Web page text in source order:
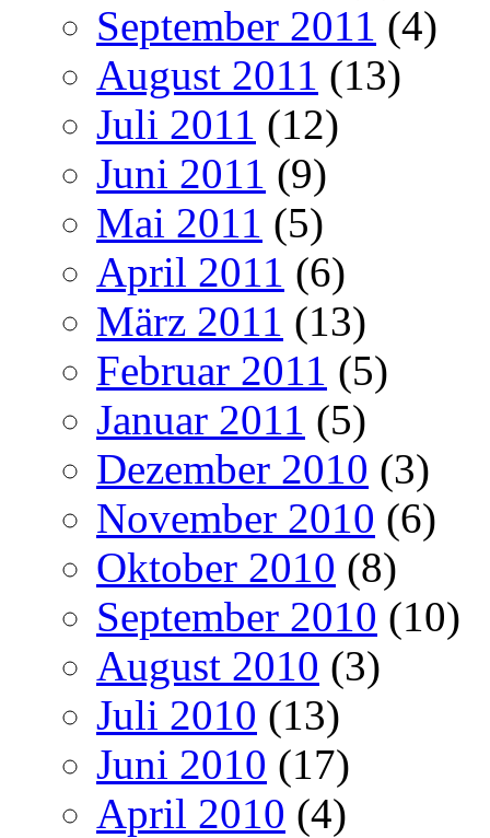
September 2011 (4)
August 2011 (13)
Juli 2011 (12)
Juni 2011 (9)
Mai 2011 (5)
April 2011 (6)
März 2011 (13)
Februar 2011 (5)
Januar 2011 (5)
Dezember 2010 (3)
November 2010 (6)
Oktober 2010 (8)
September 2010 (10)
August 2010 (3)
Juli 2010 (13)
Juni 2010 (17)
April 2010 (4)